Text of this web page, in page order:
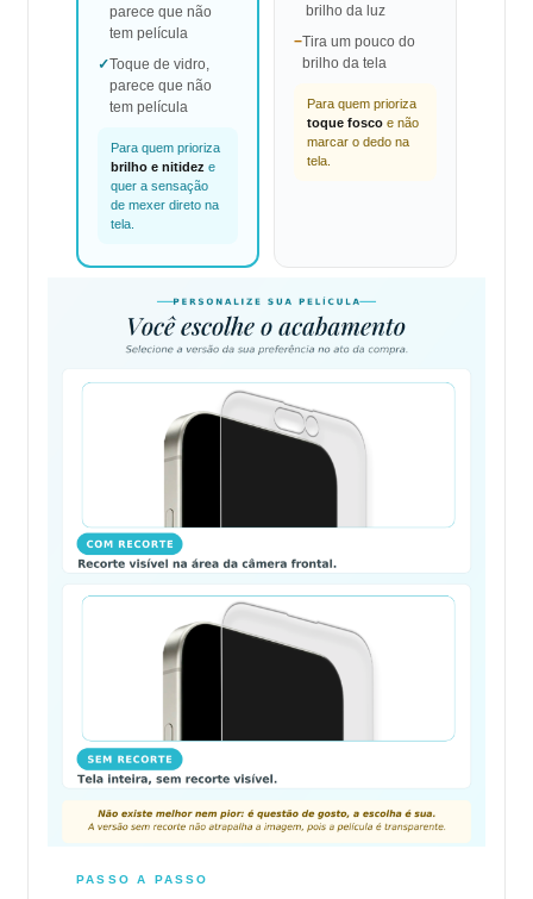
parece que não
tem película
✓Toque de vidro,
parece que não
tem película
Para quem prioriza
brilho e nitidez e
quer a sensação
de mexer direto na
tela.
brilho da luz
−Tira um pouco do
brilho da tela
Para quem prioriza
toque fosco e não
marcar o dedo na
tela.
PASSO A PASSO